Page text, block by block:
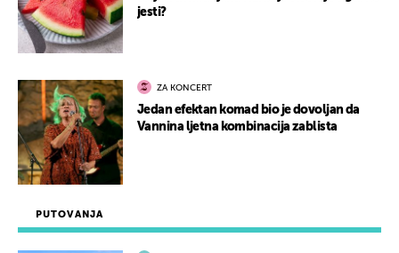
PUTOVANJA
jesti?
ZA KONCERT
Jedan efektan komad bio je dovoljan da
Vannina ljetna kombinacija zablista